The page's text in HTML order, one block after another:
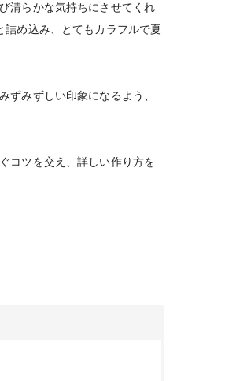
清らかな気持ちにさせてくれ
め込み、とてもカラフルで夏
ずみずしい印象になるよう、
コツを交え、詳しい作り方を